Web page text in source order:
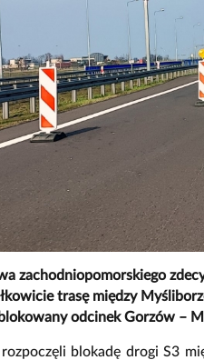
zachodniopomorskiego
trasę między
odcinek Gorzów –
blokadę drogi S3